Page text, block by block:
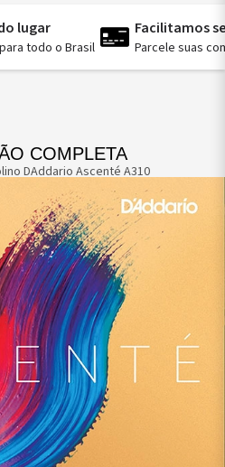
lugar
todo o Brasil
Facilitamos
Parcele suas
COMPLETA
DAddario Ascenté A310